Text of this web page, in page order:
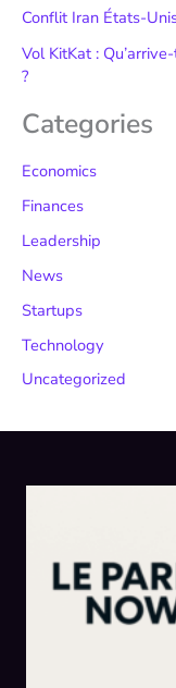
Conflit Iran États-
Vol KitKat :
?
Categories
Economics
Finances
Leadership
News
Startups
Technology
Uncategorized